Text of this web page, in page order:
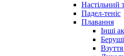
Настільний
Падел-теніс
Плавання
Інші